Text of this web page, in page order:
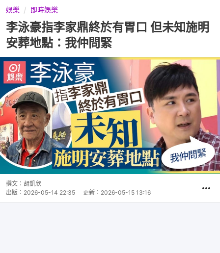
娛樂 即時娛樂
李泳豪指李家鼎終於有胃口 但未知施明
安葬地點：我仲問緊
撰文： 胡凱欣
出版： 2026-05-14 22:35 更新： 2026-05-15 13:16